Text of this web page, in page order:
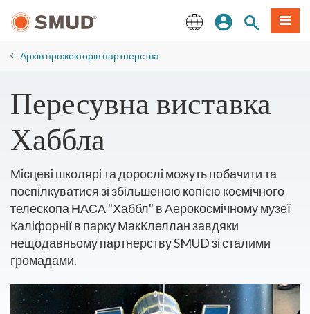
до
змісту
Увійдіть
Пошук по
Меню
Архів прожекторів партнерства
Пересувна виставка
Хаббла
Місцеві школярі та дорослі можуть побачити та
поспілкуватися зі збільшеною копією космічного
телескопа НАСА "Хаббл" в Аерокосмічному музеї
Каліфорнії в парку МакКлеллан завдяки
нещодавньому партнерству SMUD зі сталими
громадами.